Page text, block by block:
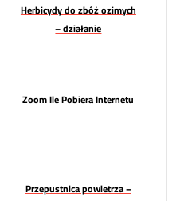
Herbicydy do zbóż ozimych
– działanie
Zoom Ile Pobiera Internetu
Przepustnica powietrza –